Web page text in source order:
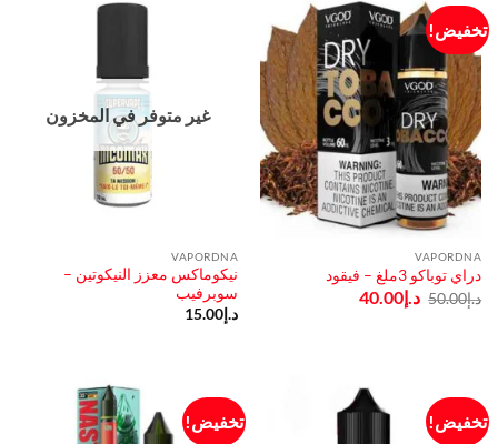
تخفيض!
VAPORDNA
دراي توباكو 3ملغ – فيقود
د.إ50.00 السعر
الأصلي
د.إ40.00السعر
غير متوفر في المخزون
VAPORDNA
نيكوماكس معزز النيكوتين –
سوبرفيب
د.إ 15.00
تخفيض! تخفيض!